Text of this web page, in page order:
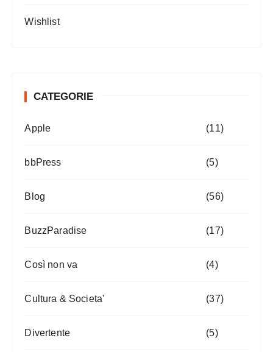
Wishlist
CATEGORIE
Apple (11)
bbPress (5)
Blog (56)
BuzzParadise (17)
Così non va (4)
Cultura & Societa' (37)
Divertente (5)